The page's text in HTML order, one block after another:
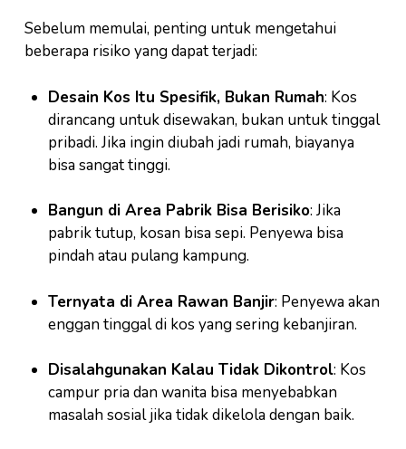
Sebelum memulai, penting untuk mengetahui
beberapa risiko yang dapat terjadi:
Desain Kos Itu Spesifik, Bukan Rumah: Kos
dirancang untuk disewakan, bukan untuk tinggal
pribadi. Jika ingin diubah jadi rumah, biayanya
bisa sangat tinggi.
Bangun di Area Pabrik Bisa Berisiko: Jika
pabrik tutup, kosan bisa sepi. Penyewa bisa
pindah atau pulang kampung.
Ternyata di Area Rawan Banjir: Penyewa akan
enggan tinggal di kos yang sering kebanjiran.
Disalahgunakan Kalau Tidak Dikontrol: Kos
campur pria dan wanita bisa menyebabkan
masalah sosial jika tidak dikelola dengan baik.